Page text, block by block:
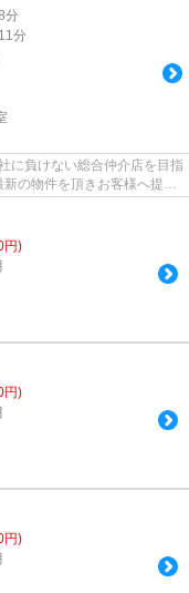
分
分
に負けない総合仲介店を目指
の物件を頂きお客様へ提供
円)
円)
円)